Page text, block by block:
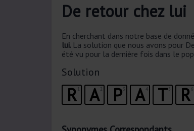
De retour chez lui
En cherchant dans notre base de
lui. La solution que nous avons pour
été vu pour la dernière fois dans le
Solution
1
R 2
A 3
P 4
A 5
T 6
R